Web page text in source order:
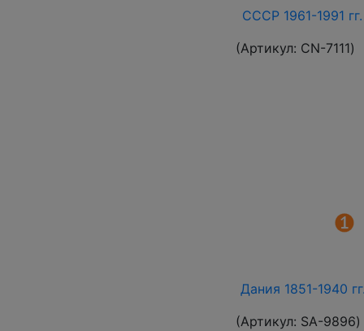
СССР 1961-1991
(Артикул: СN-7111)
Дания 1851-1940
(Артикул: SA-9896)